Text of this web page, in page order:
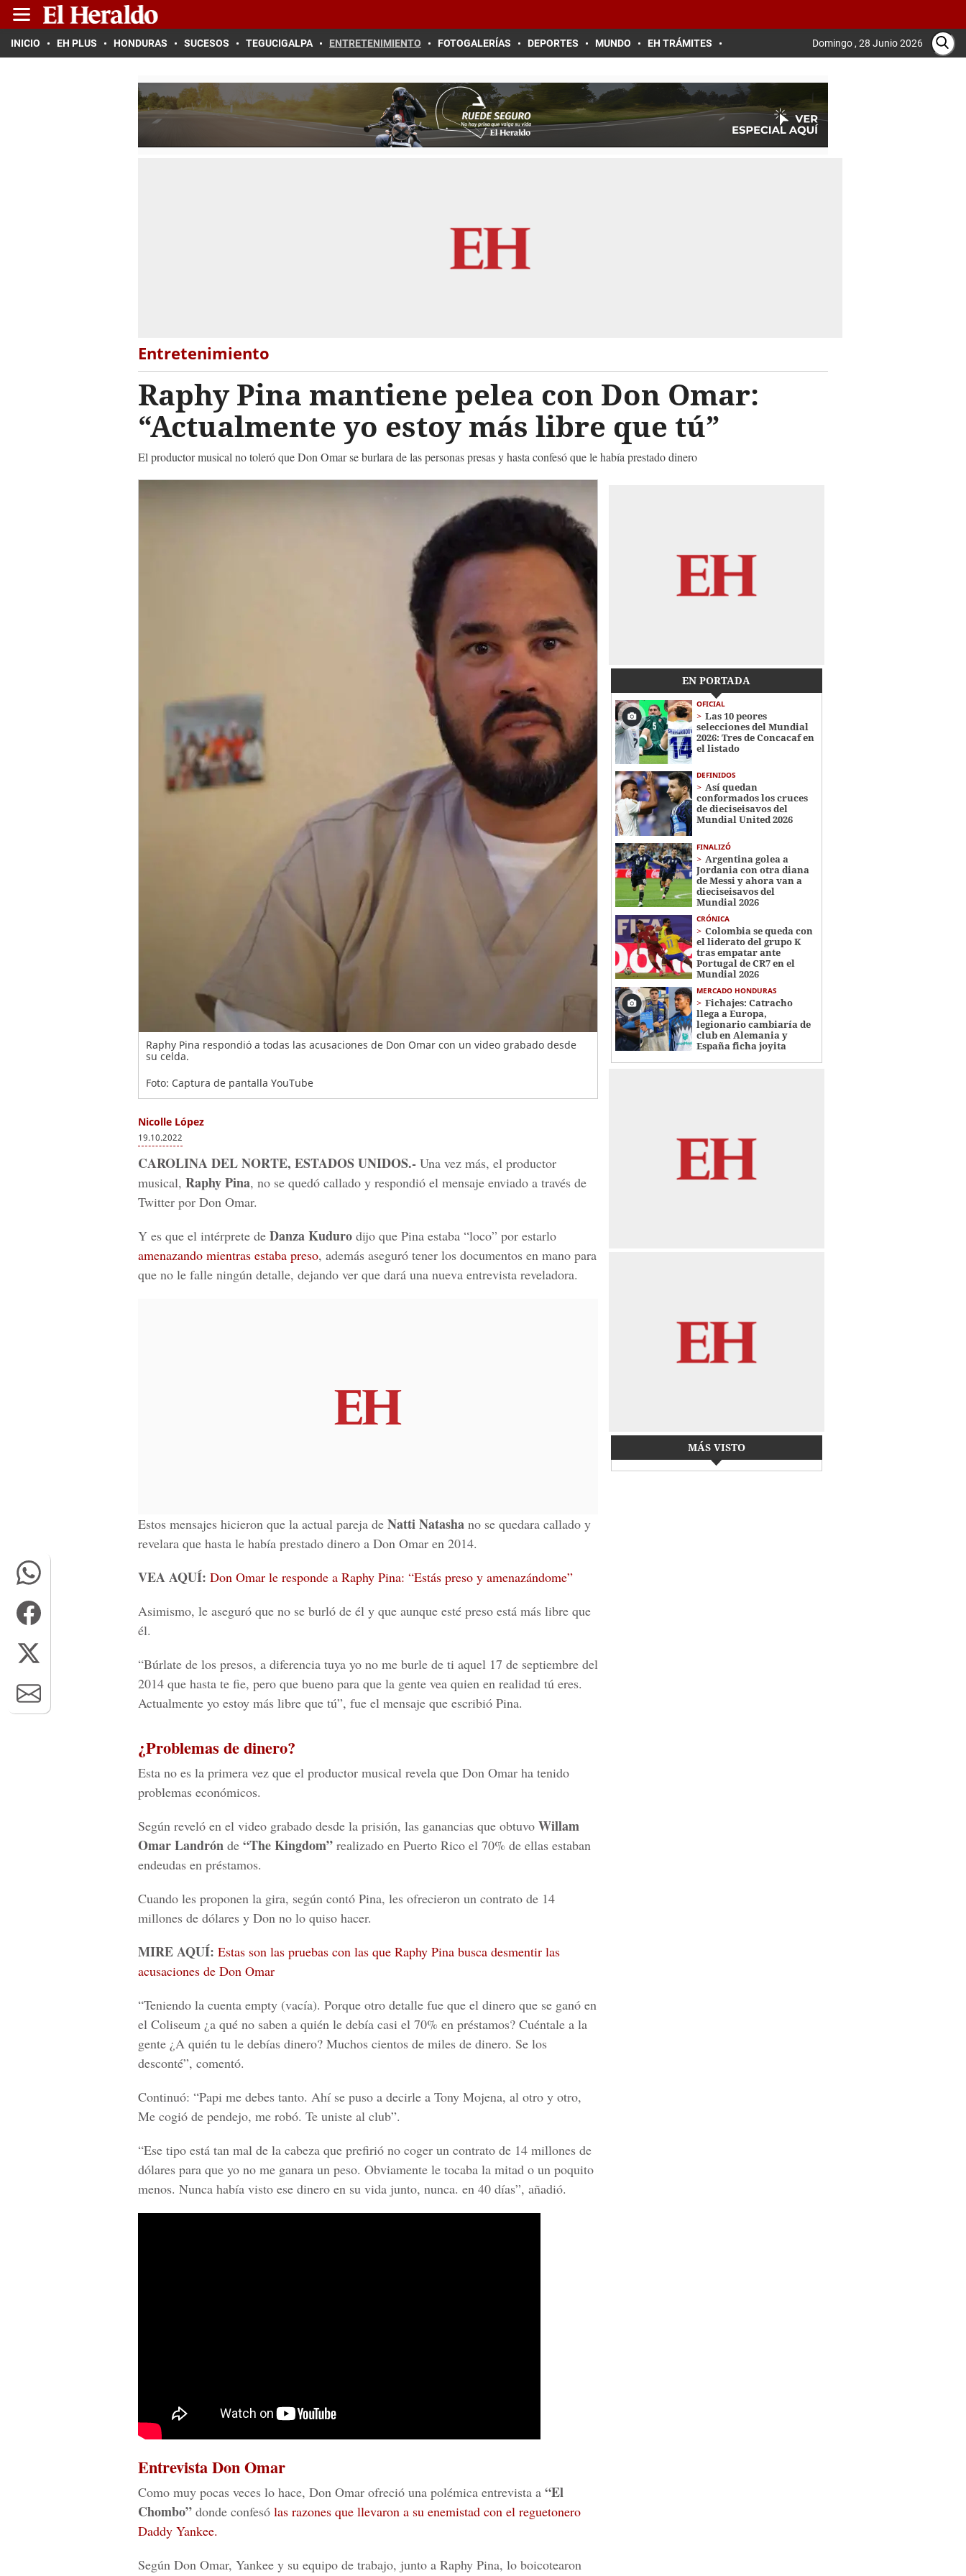
INICIO EH PLUS HONDURAS SUCESOS TEGUCIGALPA ENTRETENIMIENTO FOTOGALERÍAS DEPORTES MUNDO EH TRÁMITES Domingo , 28 Junio 2026
Entretenimiento
Raphy Pina mantiene pelea con Don Omar:
“Actualmente yo estoy más libre que tú”
El productor musical no toleró que Don Omar se burlara de las personas presas y hasta confesó que le había prestado dinero
Raphy Pina respondió a todas las acusaciones de Don Omar con un video grabado desde
su celda.
Foto: Captura de pantalla YouTube
Nicolle López
19.10.2022
CAROLINA DEL NORTE, ESTADOS UNIDOS.- Una vez más, el productor
musical, Raphy Pina, no se quedó callado y respondió el mensaje enviado a través de
Twitter por Don Omar.
Y es que el intérprete de Danza Kuduro dijo que Pina estaba “loco” por estarlo
amenazando mientras estaba preso, además aseguró tener los documentos en mano para
que no le falle ningún detalle, dejando ver que dará una nueva entrevista reveladora.
Estos mensajes hicieron que la actual pareja de Natti Natasha no se quedara callado y
revelara que hasta le había prestado dinero a Don Omar en 2014.
VEA AQUÍ: Don Omar le responde a Raphy Pina: “Estás preso y amenazándome”
Asimismo, le aseguró que no se burló de él y que aunque esté preso está más libre que
él.
“Búrlate de los presos, a diferencia tuya yo no me burle de ti aquel 17 de septiembre del
2014 que hasta te fie, pero que bueno para que la gente vea quien en realidad tú eres.
Actualmente yo estoy más libre que tú”, fue el mensaje que escribió Pina.
¿Problemas de dinero?
Esta no es la primera vez que el productor musical revela que Don Omar ha tenido
problemas económicos.
Según reveló en el video grabado desde la prisión, las ganancias que obtuvo Willam
Omar Landrón de “The Kingdom” realizado en Puerto Rico el 70% de ellas estaban
endeudas en préstamos.
Cuando les proponen la gira, según contó Pina, les ofrecieron un contrato de 14
millones de dólares y Don no lo quiso hacer.
MIRE AQUÍ: Estas son las pruebas con las que Raphy Pina busca desmentir las
acusaciones de Don Omar
“Teniendo la cuenta empty (vacía). Porque otro detalle fue que el dinero que se ganó en
el Coliseum ¿a qué no saben a quién le debía casi el 70% en préstamos? Cuéntale a la
gente ¿A quién tu le debías dinero? Muchos cientos de miles de dinero. Se los
desconté”, comentó.
Continuó: “Papi me debes tanto. Ahí se puso a decirle a Tony Mojena, al otro y otro,
Me cogió de pendejo, me robó. Te uniste al club”.
“Ese tipo está tan mal de la cabeza que prefirió no coger un contrato de 14 millones de
dólares para que yo no me ganara un peso. Obviamente le tocaba la mitad o un poquito
menos. Nunca había visto ese dinero en su vida junto, nunca. en 40 días”, añadió.
Entrevista Don Omar
Como muy pocas veces lo hace, Don Omar ofreció una polémica entrevista a “El
Chombo” donde confesó las razones que llevaron a su enemistad con el reguetonero
Daddy Yankee.
Según Don Omar, Yankee y su equipo de trabajo, junto a Raphy Pina, lo boicotearon
EN PORTADA
OFICIAL
Las 10 peores
selecciones del Mundial
2026: Tres de Concacaf en
el listado
DEFINIDOS
Así quedan
conformados los cruces
de dieciseisavos del
Mundial United 2026
FINALIZÓ
Argentina golea a
Jordania con otra diana
de Messi y ahora van a
dieciseisavos del
Mundial 2026
CRÓNICA
Colombia se queda con
el liderato del grupo K
tras empatar ante
Portugal de CR7 en el
Mundial 2026
MERCADO HONDURAS
Fichajes: Catracho
llega a Europa,
legionario cambiaría de
club en Alemania y
España ficha joyita
MÁS VISTO